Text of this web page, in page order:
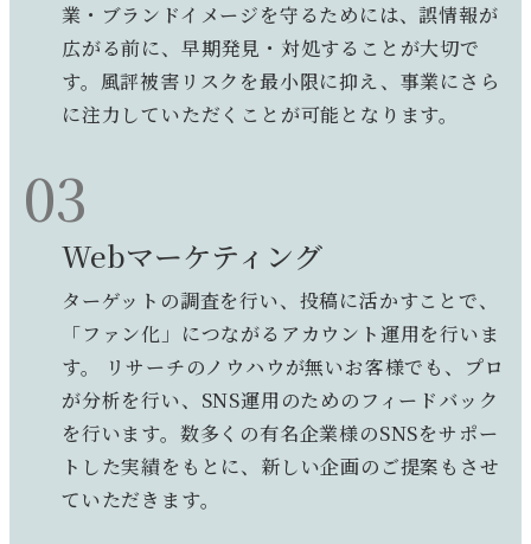
業・ブランドイメージを守るためには、誤情報が
広がる前に、早期発見・対処することが大切で
す。風評被害リスクを最小限に抑え、事業にさら
に注力していただくことが可能となります。
03
Webマーケティング
ターゲットの調査を行い、投稿に活かすことで、
「ファン化」につながるアカウント運用を行いま
す。 リサーチのノウハウが無いお客様でも、プロ
が分析を行い、SNS運用のためのフィードバック
を行います。数多くの有名企業様のSNSをサポー
トした実績をもとに、​新しい企画のご提案もさせ
ていただきます。